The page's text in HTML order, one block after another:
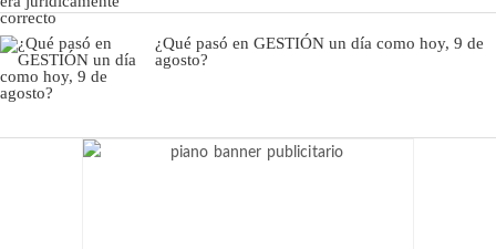
¿Qué pasó en GESTIÓN un día como hoy, 9 de
agosto?